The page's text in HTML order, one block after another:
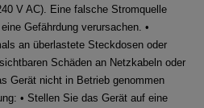
V AC). Eine falsche Stromquelle
Gefährdung verursachen. •
an überlastete Steckdosen oder
Schäden an Netzkabeln oder
Gerät nicht in Betrieb genommen
• Stellen Sie das Gerät auf eine